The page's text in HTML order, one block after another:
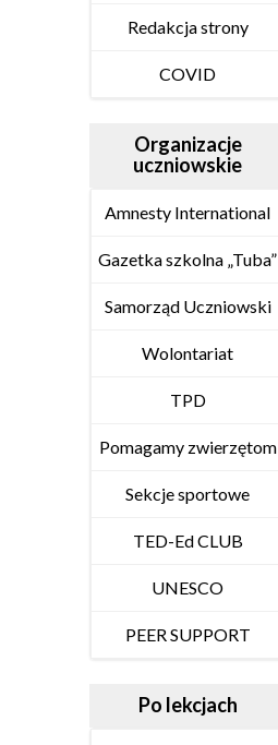
Redakcja strony
COVID
Organizacje
uczniowskie
Amnesty International
Gazetka szkolna „Tuba”
Samorząd Uczniowski
Wolontariat
TPD
Pomagamy zwierzętom
Sekcje sportowe
TED-Ed CLUB
UNESCO
PEER SUPPORT
Po lekcjach